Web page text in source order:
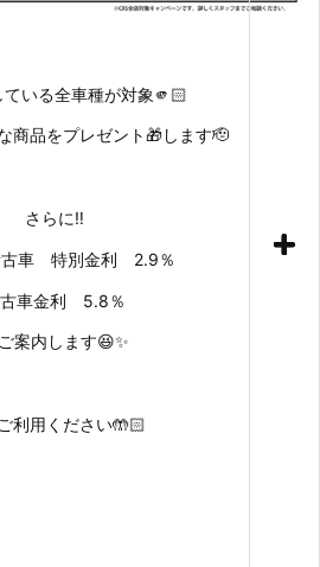
いる全車種が対象🫵🏻
商品をプレゼント🎁します🫡
さらに‼
古車 特別金利 2.9％
車金利 5.8％
案内します😆✨
利用ください🤲🏻